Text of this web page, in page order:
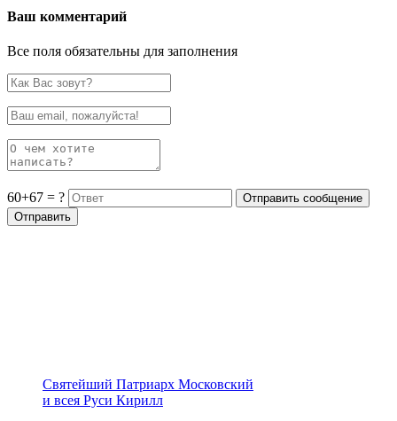
Ваш комментарий
Все поля обязательны для заполнения
60+67 = ?
Святейший Патриарх Московский
и всея Руси Кирилл